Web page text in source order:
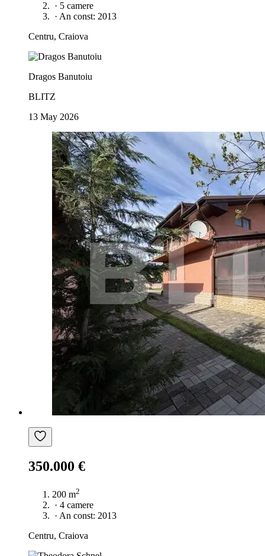
· 5 camere
· An const: 2013
Centru, Craiova
Dragos Banutoiu
BLITZ
13 May 2026
350.000 €
200 m2
· 4 camere
· An const: 2013
Centru, Craiova